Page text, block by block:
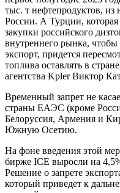
тыс. т нефтепродуктов,
России. А Турции, которая
закупки российского
внутреннего рынка, чтобы
экспорт, придется
топлива оставлять в
агентства Kpler Виктор
Временный запрет не
страны ЕАЭС (кроме
Белоруссия, Армения и
Южную Осетию.
На фоне введения этой
бирже ICE выросли на
Решение о запрете
который приведет к